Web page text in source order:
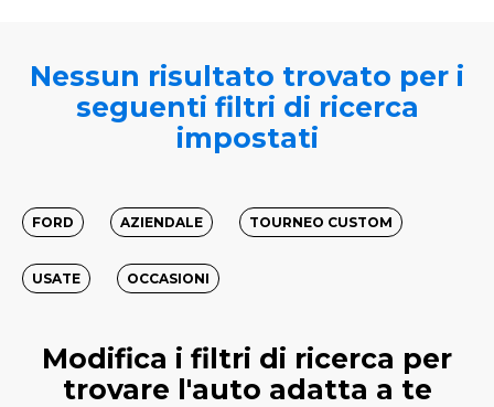
Nessun risultato trovato per i
seguenti filtri di ricerca
impostati
FORD AZIENDALE TOURNEO CUSTOM
USATE OCCASIONI
Modifica i filtri di ricerca per
trovare l'auto adatta a te